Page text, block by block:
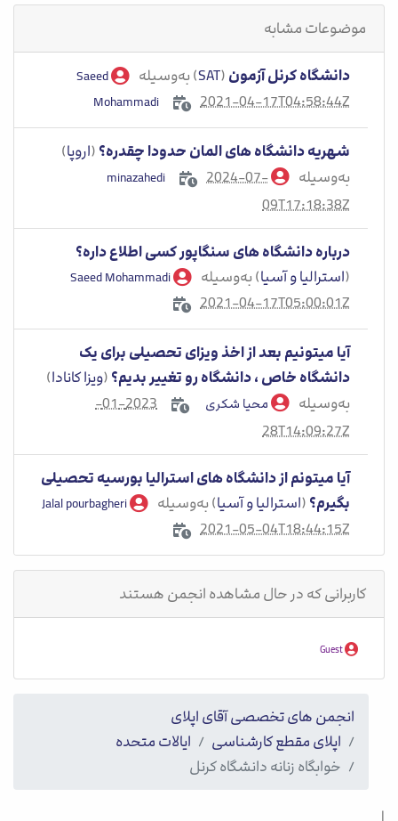
موضوعات مشابه
دانشگاه کرنل آزمون (
SAT) به‌وسیله
Saeed
Mohammadi
2021-04-17T04:58:44Z
شهریه دانشگاه های المان حدودا چقدره؟ (اروپا)
به‌وسیله
2024-07-
09T17:18:38Z
درباره دانشگاه های سنگاپور کسی اطلاع داره؟
(استرالیا و آسیا) به‌وسیله
2021-04-17T05:00:01Z
آیا میتونیم بعد از اخذ ویزای تحصیلی برای یک
دانشگاه خاص ، دانشگاه رو تغییر بدیم؟ (ویزا کانادا)
به‌وسیله
محیا شکری
2023-01-
28T14:09:27Z
آیا میتونم از دانشگاه های استرالیا بورسیه تحصیلی
بگیرم؟ (استرالیا و آسیا) به‌وسیله
2021-05-04T18:44:15Z
کاربرانی که در حال مشاهده انجمن هستند
انجمن های تخصصی آقای اپلای
اپلای مقطع کارشناسی
ایالات متحده
خوابگاه زنانه دانشگاه کرنل
|